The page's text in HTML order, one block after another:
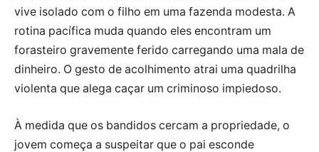
vive isolado com o filho em uma fazenda modesta. A
rotina pacífica muda quando eles encontram um
forasteiro gravemente ferido carregando uma mala de
dinheiro. O gesto de acolhimento atrai uma quadrilha
violenta que alega caçar um criminoso impiedoso.
À medida que os bandidos cercam a propriedade, o
jovem começa a suspeitar que o pai esconde